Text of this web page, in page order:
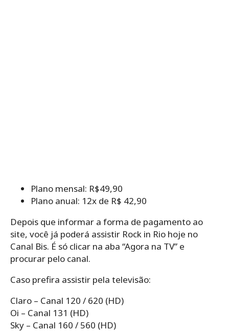
Plano mensal: R$49,90
Plano anual: 12x de R$ 42,90
Depois que informar a forma de pagamento ao
site, você já poderá assistir Rock in Rio hoje no
Canal Bis. É só clicar na aba “Agora na TV” e
procurar pelo canal.
Caso prefira assistir pela televisão:
Claro – Canal 120 / 620 (HD)
Oi – Canal 131 (HD)
Sky – Canal 160 / 560 (HD)